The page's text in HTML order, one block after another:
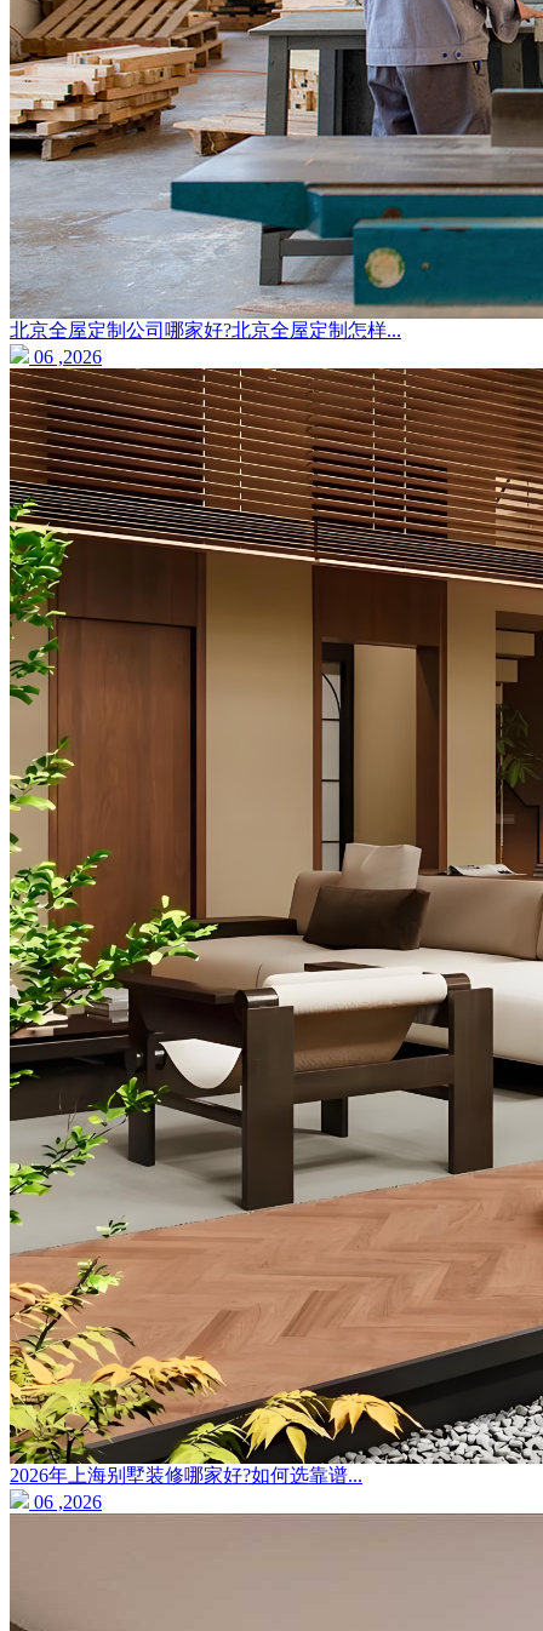
北京全屋定制公司哪家好?北京全屋定制怎样...
06 ,2026
2026年上海别墅装修哪家好?如何选靠谱...
06 ,2026